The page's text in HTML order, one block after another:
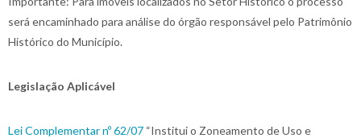
será encaminhado para análise do órgão responsável pelo Patrimônio
Histórico do Município.
Legislação Aplicável
Lei Complementar nº 62/07 “Institui o Zoneamento de Uso e